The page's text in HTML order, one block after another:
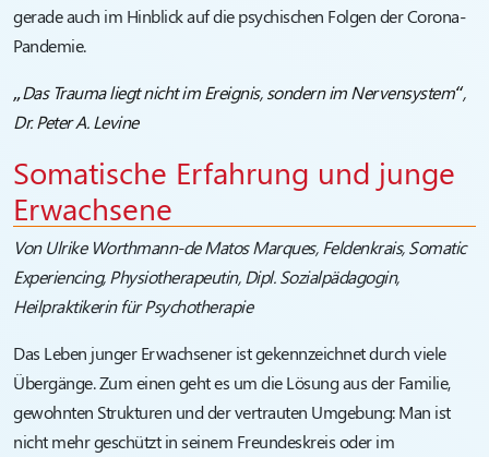
gerade auch im Hinblick auf die psychischen Folgen der Corona-
Pandemie.
„Das Trauma liegt nicht im Ereignis, sondern im Nervensystem“,
Dr. Peter A. Levine
Somatische Erfahrung und junge
Erwachsene
Von Ulrike Worthmann-de Matos Marques, Feldenkrais, Somatic
Experiencing, Physiotherapeutin, Dipl. Sozialpädagogin,
Heilpraktikerin für Psychotherapie
Das Leben junger Erwachsener ist gekennzeichnet durch viele
Übergänge. Zum einen geht es um die Lösung aus der Familie,
gewohnten Strukturen und der vertrauten Umgebung: Man ist
nicht mehr geschützt in seinem Freundeskreis oder im